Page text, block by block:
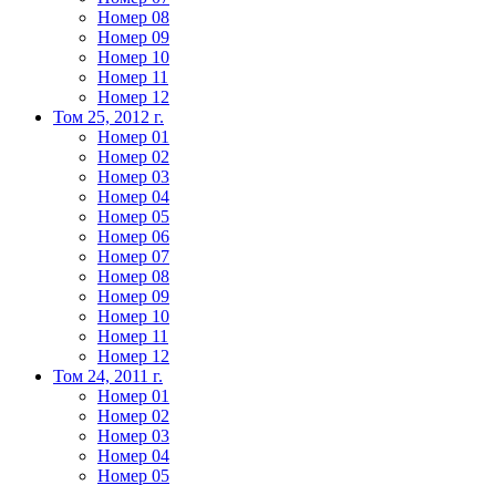
Номер 08
Номер 09
Номер 10
Номер 11
Номер 12
Том 25, 2012 г.
Номер 01
Номер 02
Номер 03
Номер 04
Номер 05
Номер 06
Номер 07
Номер 08
Номер 09
Номер 10
Номер 11
Номер 12
Том 24, 2011 г.
Номер 01
Номер 02
Номер 03
Номер 04
Номер 05